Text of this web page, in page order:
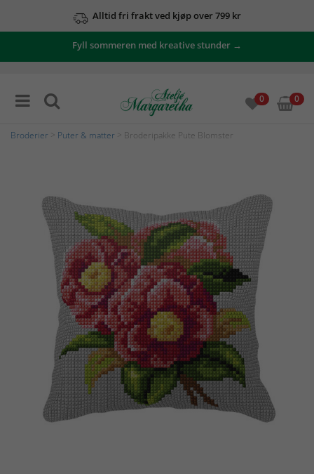
Alltid fri frakt ved kjøp over 799 kr
Fyll sommeren med kreative stunder →
0 0
Broderier Puter & matter > Broderipakke Pute Blomster